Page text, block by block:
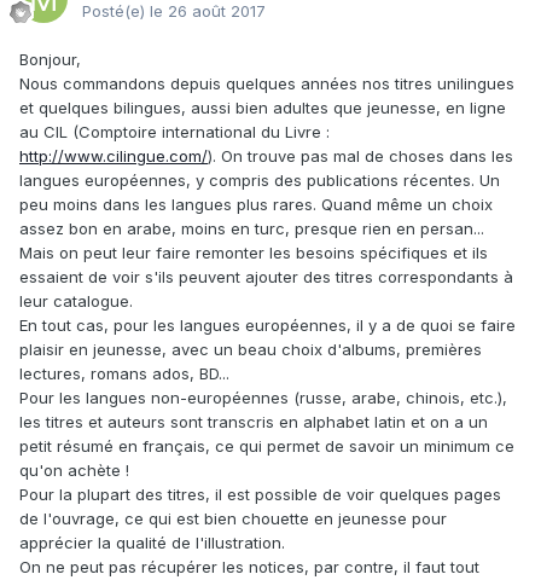
Posté(e) le 26 août 2017
Bonjour,
Nous commandons depuis quelques années nos titres unilingues
et quelques bilingues, aussi bien adultes que jeunesse, en ligne
au CIL (Comptoire international du Livre :
http://www.cilingue.com/). On trouve pas mal de choses dans les
langues européennes, y compris des publications récentes. Un
peu moins dans les langues plus rares. Quand même un choix
assez bon en arabe, moins en turc, presque rien en persan...
Mais on peut leur faire remonter les besoins spécifiques et ils
essaient de voir s'ils peuvent ajouter des titres correspondants à
leur catalogue.
En tout cas, pour les langues européennes, il y a de quoi se faire
plaisir en jeunesse, avec un beau choix d'albums, premières
lectures, romans ados, BD...
Pour les langues non-européennes (russe, arabe, chinois, etc.),
les titres et auteurs sont transcris en alphabet latin et on a un
petit résumé en français, ce qui permet de savoir un minimum ce
qu'on achète !
Pour la plupart des titres, il est possible de voir quelques pages
de l'ouvrage, ce qui est bien chouette en jeunesse pour
apprécier la qualité de l'illustration.
On ne peut pas récupérer les notices, par contre, il faut tout